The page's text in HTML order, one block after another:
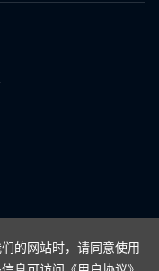
的网站时，请同意使用